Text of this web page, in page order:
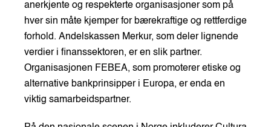
anerkjente og respekterte organisasjoner som på
hver sin måte kjemper for bærekraftige og rettferdige
forhold. Andelskassen Merkur, som deler lignende
verdier i finanssektoren, er en slik partner.
Organisasjonen FEBEA, som promoterer etiske og
alternative bankprinsipper i Europa, er enda en
viktig samarbeidspartner.